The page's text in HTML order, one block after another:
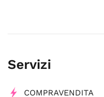
Servizi
COMPRAVENDITA